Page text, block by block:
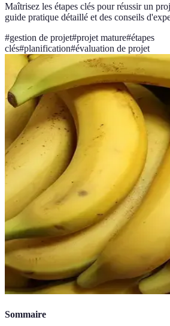
Maîtrisez les étapes clés pour réussir un
guide pratique détaillé et des conseils
#gestion de projet#projet mature#étapes
clés#planification#évaluation de projet
Sommaire